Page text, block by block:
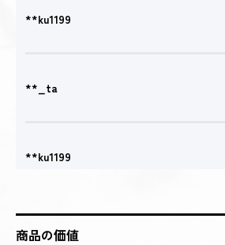
**ku1199
**_ta
**ku1199
商品の価値